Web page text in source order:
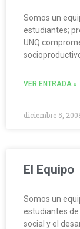
Somos un
estudiantes;
UNQ
VER ENTRADA »
diciembre 5,
El Equipo
Somos un
estudiantes
social y el